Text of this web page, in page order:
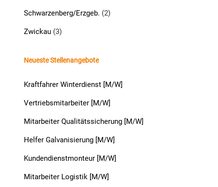
Schwarzenberg/Erzgeb. (2)
Zwickau(3)
Neueste Stellenangebote
Kraftfahrer Winterdienst [M/W]
Vertriebsmitarbeiter [M/W]
Mitarbeiter Qualitätssicherung [M/W]
Helfer Galvanisierung [M/W]
Kundendienstmonteur [M/W]
Mitarbeiter Logistik [M/W]